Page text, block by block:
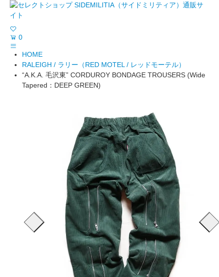
0
HOME
RALEIGH / ラリー（RED MOTEL / レッドモーテル）
“A.K.A. 毛沢東” CORDUROY BONDAGE TROUSERS (Wide
Tapered：DEEP GREEN)